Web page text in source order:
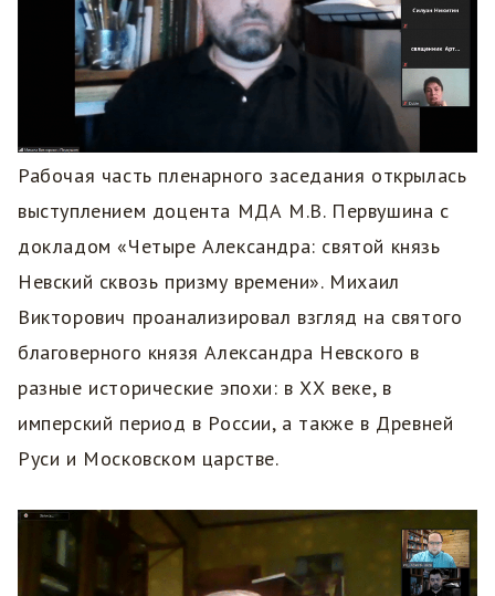
Рабочая часть пленарного заседания открылась
выступлением доцента МДА М.В. Первушина с
докладом «Четыре Александра: святой князь
Невский сквозь призму времени». Михаил
Викторович проанализировал взгляд на святого
благоверного князя Александра Невского в
разные исторические эпохи: в ХХ веке, в
имперский период в России, а также в Древней
Руси и Московском царстве.